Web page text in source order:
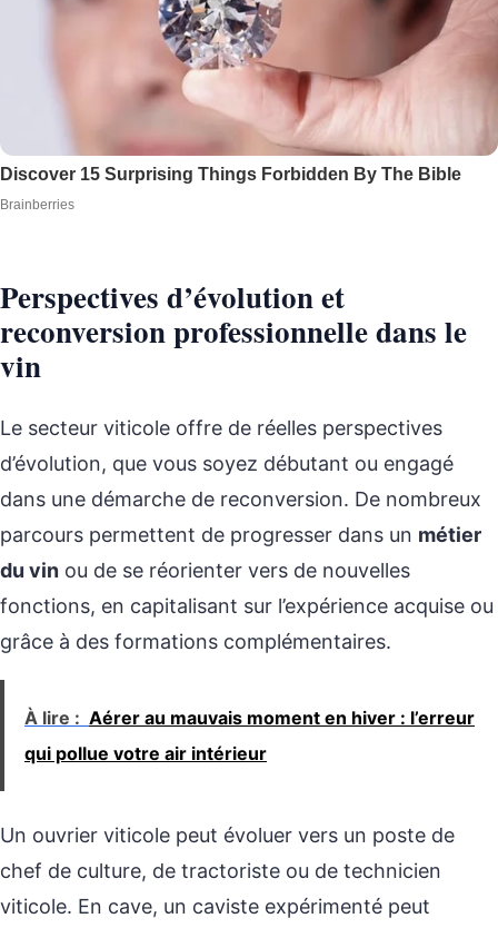
Perspectives d’évolution et
reconversion professionnelle dans le
vin
Le secteur viticole offre de réelles perspectives
d’évolution, que vous soyez débutant ou engagé
dans une démarche de reconversion. De nombreux
parcours permettent de progresser dans un métier
du vin ou de se réorienter vers de nouvelles
fonctions, en capitalisant sur l’expérience acquise ou
grâce à des formations complémentaires.
À lire : Aérer au mauvais moment en hiver : l’erreur
qui pollue votre air intérieur
Un ouvrier viticole peut évoluer vers un poste de
chef de culture, de tractoriste ou de technicien
viticole. En cave, un caviste expérimenté peut